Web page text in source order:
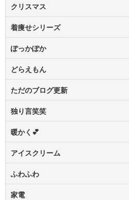
クリスマス
着痩せシリーズ
ぽっかぽか
どらえもん
ただのブログ更新
独り言笑笑
暖かく💕
アイスクリーム
ふわふわ
家電